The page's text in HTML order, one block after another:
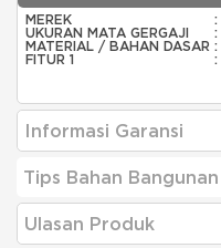
MEREK :
UKURAN MATA GERGAJI
:
MATERIAL / BAHAN DASAR :
FITUR 1
:
Informasi Garansi
Tips Bahan Bangunan
Ulasan Produk